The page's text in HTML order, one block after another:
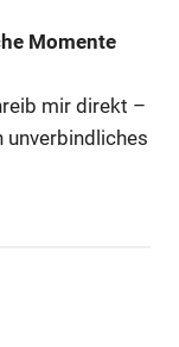
Momente
mir direkt –
unverbindliches